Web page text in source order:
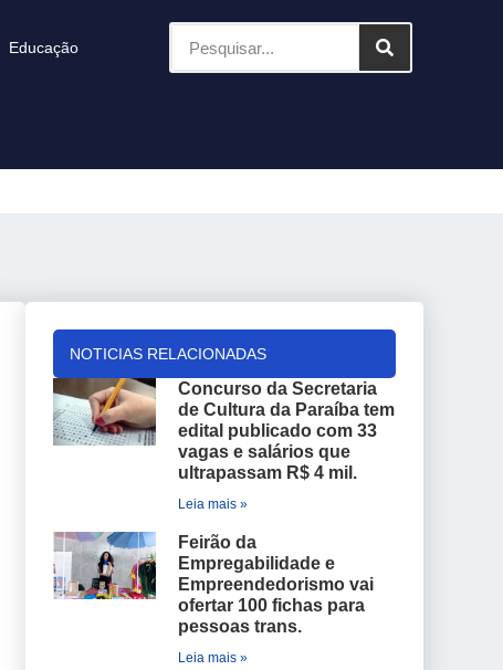
Educação
NOTICIAS RELACIONADAS
Concurso da Secretaria
de Cultura da Paraíba tem
edital publicado com 33
vagas e salários que
ultrapassam R$ 4 mil.
Leia mais »
Feirão da
Empregabilidade e
Empreendedorismo vai
ofertar 100 fichas para
pessoas trans.
Leia mais »